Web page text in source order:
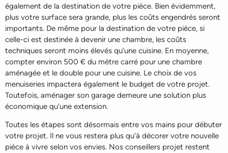
également de la destination de votre pièce. Bien évidemment,
plus votre surface sera grande, plus les coûts engendrés seront
importants. De même pour la destination de votre pièce, si
celle-ci est destinée à devenir une chambre, les coûts
techniques seront moins élevés qu’une cuisine. En moyenne,
compter environ 500 € du mètre carré pour une chambre
aménagée et le double pour une cuisine. Le choix de vos
menuiseries impactera également le budget de votre projet.
Toutefois, aménager son garage demeure une solution plus
économique qu’une extension.
Toutes les étapes sont désormais entre vos mains pour débuter
votre projet. Il ne vous restera plus qu’à décorer votre nouvelle
pièce à vivre selon vos envies. Nos conseillers projet restent